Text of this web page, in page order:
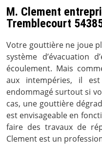
M. Clement
Tremblecourt
Votre gouttière ne joue
système d’évacuation
écoulement. Mais
aux intempéries, il
endommagé surtout si
cas, une gouttière
est envisageable en
faire des travaux de
Clement est un